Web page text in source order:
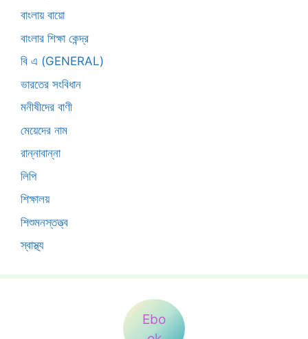
বাংলায় বায়ো
বাংলার শিক্ষা কেন্দ্র
বি এ (GENERAL)
ভারতের সংবিধান
মনীষীদের বাণী
মেয়েদের নাম
রান্নাবান্না
লিপি
শিক্ষালয়
শিশুমনস্তত্ত্ব
স্বাস্থ্য
Ebo